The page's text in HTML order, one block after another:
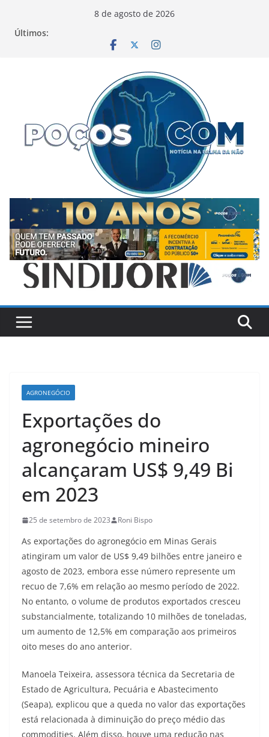
8 de agosto de 2026
Últimos:
AGRONEGÓCIO
Exportações do
agronegócio mineiro
alcançaram US$ 9,49 Bi
em 2023
25 de setembro de 2023 Roni Bispo
As exportações do agronegócio em Minas Gerais
atingiram um valor de US$ 9,49 bilhões entre janeiro e
agosto de 2023, embora esse número represente um
recuo de 7,6% em relação ao mesmo período de 2022.
No entanto, o volume de produtos exportados cresceu
substancialmente, totalizando 10 milhões de toneladas,
um aumento de 12,5% em comparação aos primeiros
oito meses do ano anterior.
Manoela Teixeira, assessora técnica da Secretaria de
Estado de Agricultura, Pecuária e Abastecimento
(Seapa), explicou que a queda no valor das exportações
está relacionada à diminuição do preço médio das
commodities. Além disso, houve uma redução nas